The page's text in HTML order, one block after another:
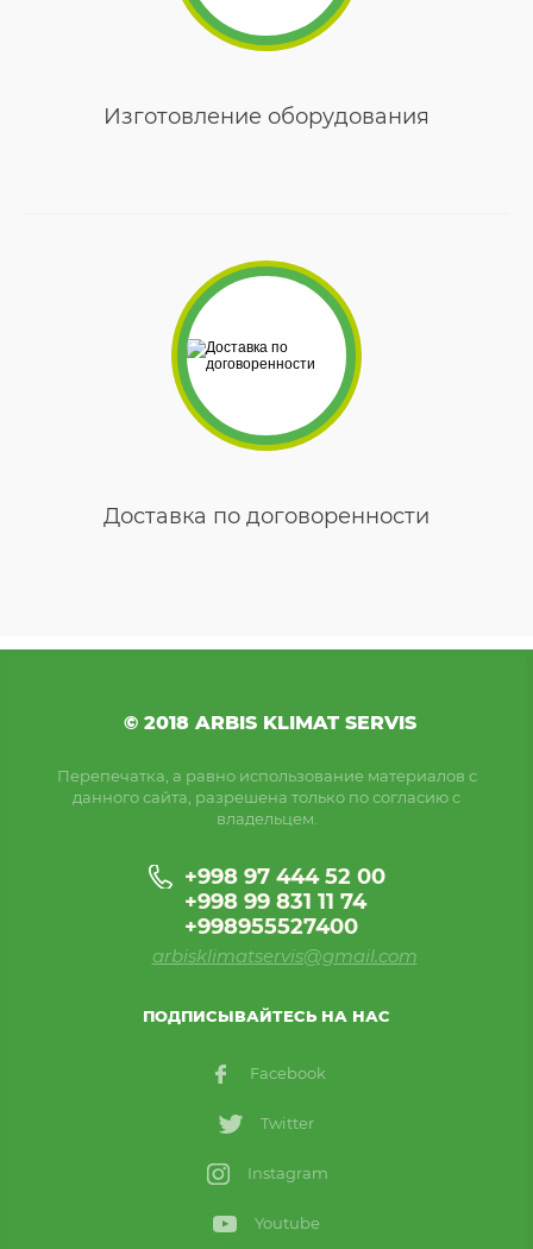
Изготовление оборудования
Доставка по договоренности
© 2018 ARBIS KLIMAT SERVIS
Перепечатка, а равно использование материалов с
данного сайта, разрешена только по согласию с
владельцем.
+998 97 444 52 00
+998 99 831 11 74
+998955527400
arbisklimatservis@gmail.com
ПОДПИСЫВАЙТЕСЬ НА НАС
Facebook
Twitter
Instagram
Youtube